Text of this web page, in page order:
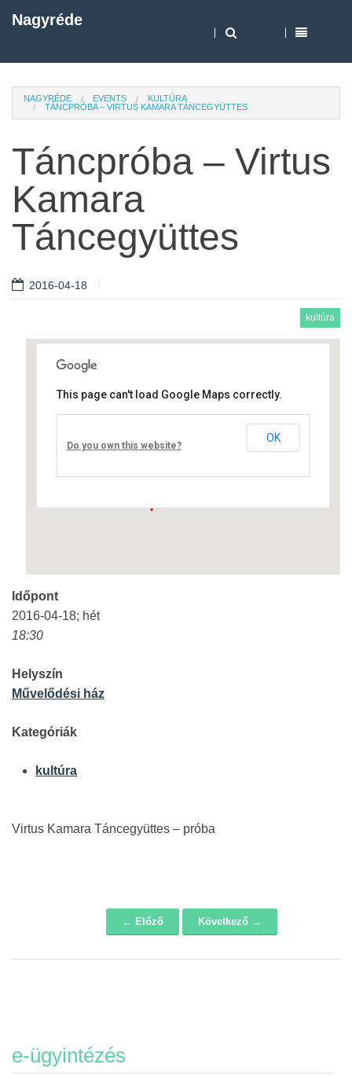
Nagyréde
NAGYRÉDE EVENTS
KULTÚRA
TÁNCPRÓBA – VIRTUS KAMARA TÁNCEGYÜTTES
Táncpróba – Virtus
Kamara
Táncegyüttes
2016-04-18
kultúra
Művelődési ház
Fő út 8 - Nagyréde
This page can't load Google Maps correctly.
Do you own this website?
OK
Időpont
2016-04-18; hét
18:30
Helyszín
Művelődési ház
Kategóriák
kultúra
Virtus Kamara Táncegyüttes – próba
← Előző Következő →
e-ügyintézés